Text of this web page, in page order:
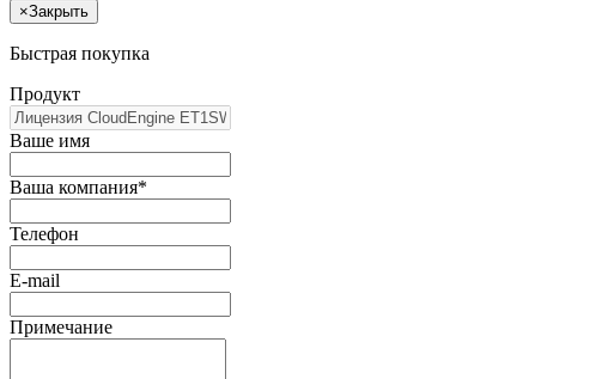
×Закрыть
Быстрая покупка
Продукт
Ваше имя
Ваша компания*
Телефон
E-mail
Примечание